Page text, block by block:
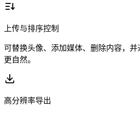
上传与排序控制
可替换头像、添加媒体、删除内容，
更自然。
高分辨率导出